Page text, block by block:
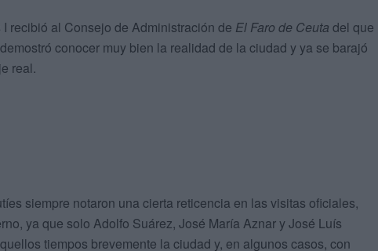
recibió al Consejo de Administración de El Faro de Ceuta del que
conocer muy bien la realidad de la ciudad y ya se barajó
real.
siempre notaron una cierta reticencia en las visitas oficiales,
ya que solo Adolfo Suárez, José María Aznar y José Luís
tiempos brevemente la ciudad y, en algunos casos, con